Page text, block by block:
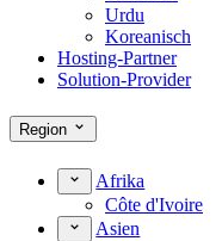
Urdu
Koreanisch
Hosting-Partner
Solution-Provider
Region
Afrika
Côte d'Ivoire
Asien